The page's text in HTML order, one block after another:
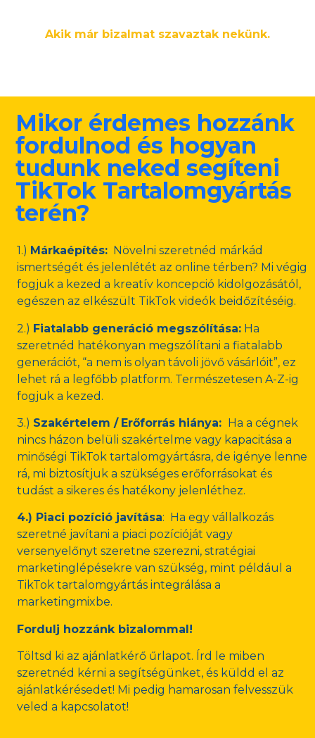
Akik már bizalmat szavaztak nekünk.
Mikor érdemes hozzánk
fordulnod és hogyan
tudunk neked segíteni
TikTok Tartalomgyártás
terén?
1.) Márkaépítés: Növelni szeretnéd márkád
ismertségét és jelenlétét az online térben? Mi végig
fogjuk a kezed a kreatív koncepció kidolgozásától,
egészen az elkészült TikTok videók beidőzítéséig.
2.) Fiatalabb generáció megszólítása: Ha
szeretnéd hatékonyan megszólítani a fiatalabb
generációt, “a nem is olyan távoli jövő vásárlóit”, ez
lehet rá a legfőbb platform. Természetesen A-Z-ig
fogjuk a kezed.
3.) Szakértelem / Erőforrás hiánya: Ha a cégnek
nincs házon belüli szakértelme vagy kapacitása a
minőségi TikTok tartalomgyártásra, de igénye lenne
rá, mi biztosítjuk a szükséges erőforrásokat és
tudást a sikeres és hatékony jelenléthez.
4.) Piaci pozíció javítása: Ha egy vállalkozás
szeretné javítani a piaci pozícióját vagy
versenyelőnyt szeretne szerezni, stratégiai
marketinglépésekre van szükség, mint például a
TikTok tartalomgyártás integrálása a
marketingmixbe.
Fordulj hozzánk bizalommal!
Töltsd ki az ajánlatkérő űrlapot. Írd le miben
szeretnéd kérni a segítségünket, és küldd el az
ajánlatkérésedet! Mi pedig hamarosan felvesszük
veled a kapcsolatot!